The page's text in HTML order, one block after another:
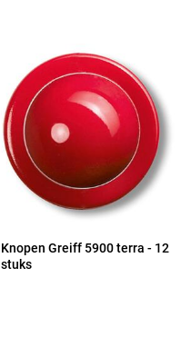
Knopen Greiff 5900 terra - 12
stuks